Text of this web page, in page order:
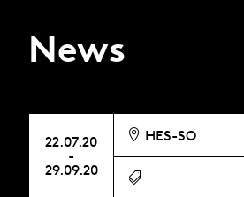
News
22.07.20
-
29.09.20
HES-SO